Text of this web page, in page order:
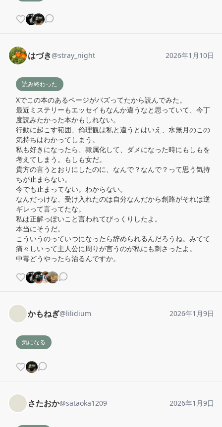
はづき@stray_night 2026年1月10日
読み終わった
Xでこの本のあるページがバズってたから読んでみた。
最近ミステリーもエッセイもなんか違うなと思っていて、今丁
度読みたかった本かもしれない。
行動に起こす範囲、倫理観は私と違うとはいえ、水無月のこの
気持ちはわかってしまう。
私も好きになったら、隷属化して、ダメになった時にもしもを
考えてしまう。もしも女だ。
貴方の言うとおりにしたのに、なんで？なんで？って思う気持
ちが止まらない。
今でも止まってない。わからない。
なんだっけな、受け入れたのは自分なんだから創路がそれは逆
ギレって言ってたな。
私は正解っぽいこと言われてびっくりしたよ。
本当にそうだ。
こういうのっていつになったら辞められるんだろうね。みてて
痛々しいって主人公に周りが言うのが私にも刺さったよ。
中毒どうやったら治るんですか。
かもねぎ@lilidium 2026年1月9日
気になる
さたおか@sataoka1209 2026年1月9日